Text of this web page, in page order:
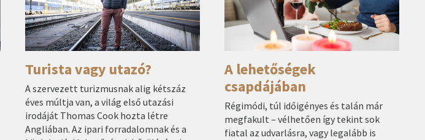
Turista vagy utazó?
A szervezett turizmusnak alig kétszáz
éves múltja van, a világ első utazási
irodáját Thomas Cook hozta létre
Angliában. Az ipari forradalomnak és a
A lehetőségek
csapdájában
Régimódi, túl időigényes és talán már
megfakult – vélhetően így tekint sok
fiatal az udvarlásra, vagy legalább is